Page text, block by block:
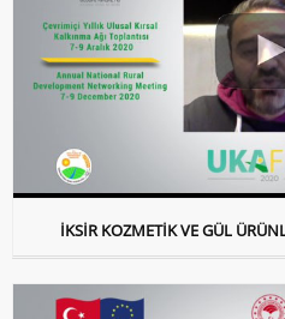
İKSİR KOZMETİK VE GÜL